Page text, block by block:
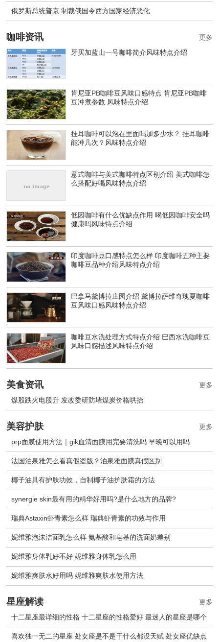
​俄罗斯总统普京:制裁俄国令西方国家经济恶化
咖啡资讯
牙买加蓝山一号咖啡简介风味特点介绍
肯尼亚PB咖啡豆风味口感特点 肯尼亚PB咖啡
豆冲煮参数 风味特点介绍
挂耳咖啡可以泡在里面吗加多少水？ 挂耳咖啡
能冲几次？风味特点介绍
意式咖啡与美式咖啡特点区别介绍 美式咖啡怎
么搭配好喝风味特点介绍
低因咖啡有什么优缺点作用 喝低因咖啡安全吗
健康吗风味特点介绍
印度咖啡豆口感特点怎么样 印度咖啡五种主要
咖啡豆品种介绍风味特点介绍
巴拿马黛博拉庄园介绍 黛博拉萨维奇瑰夏咖啡
豆风味口感风味特点介绍
咖啡豆水洗处理方式特点介绍 巴西水洗咖啡豆
风味口感描述风味特点介绍
更多
美食资讯
煤股跌火电股升 发改委研防堵煤炭价格哄抬
更多
美容护肤
prp面膜使用方法｜gik血清面膜用完要清洗吗 早晚可以用吗
法国泊泉雅怎么看真假盗版？泊泉雅面膜真假区别
椰子油具有护肤功效，自制椰子油护肤霜的方法
synergie skin最有用的精华好用吗?是什么地方的品牌?
瑞典Astaxin虾青素怎么样 瑞典虾青素的功效与作用
妮维雅泡沫洁面乳怎么样 氨基酸和皂基的洗面奶差别
妮维雅身体乳好不好 妮维雅身体乳怎么用
妮维雅爽肤水好用吗 妮维雅爽肤水使用方法
更多
星座解读
十二星座最详细的性格 十二星座的性格爱好 最迷人的星座是哪个
喜欢独一无二的星座 处女座是不是干什么都没天赋 处女座优缺点
更多